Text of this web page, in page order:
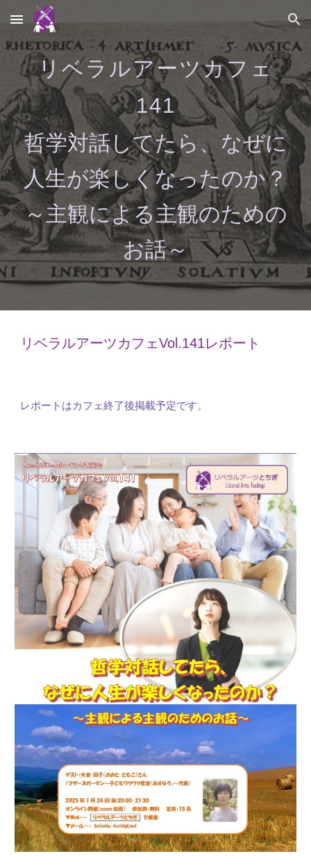
Skip to main content Skip to navigation
リベラルアーツカフェ
141
哲学対話してたら、なぜに
人生が楽しくなったのか？
～主観による主観のための
お話～
リベラルアーツカフェVol.141レポート
レポートはカフェ終了後掲載予定です。